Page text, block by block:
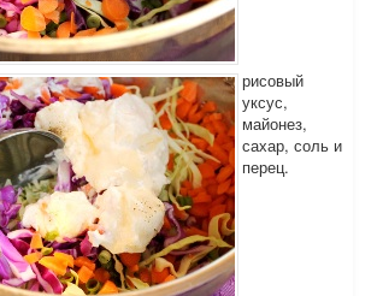
рисовый
уксус,
майонез,
сахар, соль и
перец.